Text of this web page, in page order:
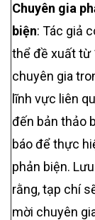
Chuyên gia
biện: Tác giả
thể đề xuất từ
chuyên gia
lĩnh vực liên
đến bản thảo
báo để thực
phản biện.
rằng, tạp chí
mời chuyên